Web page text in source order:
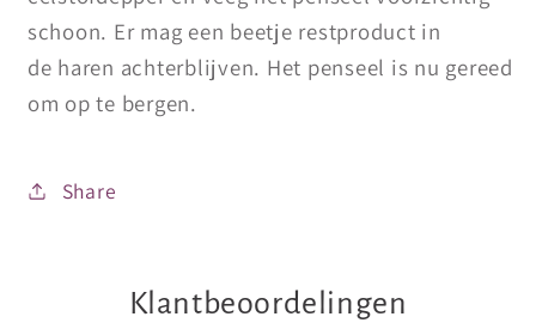
schoon. Er mag een beetje restproduct in
de haren achterblijven. Het penseel is nu gereed
om op te bergen.
Share
Klantbeoordelingen